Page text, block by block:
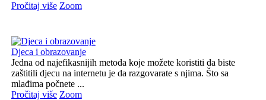
Pročitaj više Zoom
Djeca i obrazovanje
Jedna od najefikasnijih metoda koje možete koristiti da biste
zaštitili djecu na internetu je da razgovarate s njima. Što sa
mlađima počnete ...
Pročitaj više Zoom